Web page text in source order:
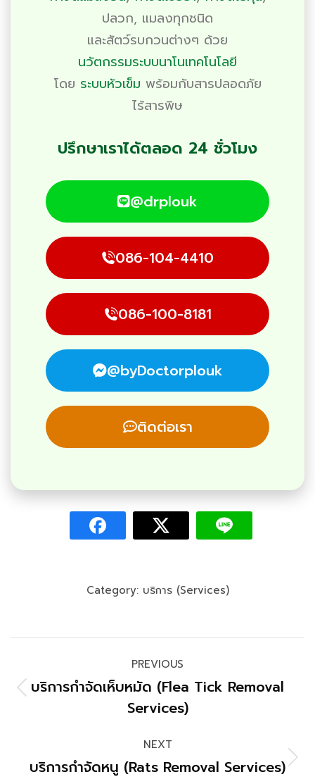
ปลวก, แมลงทุกชนิด
และสัตว์รบกวนต่างๆ ด้วย
นวัตกรรมระบบนาโนเทคโนโลยี
โดย ระบบหัวเข็ม พร้อมกับสารปลอดภัย
ไร้สารพิษ
ปรึกษาเราได้ตลอด 24 ชั่วโมง
@drplouk
086-104-4410
086-100-8181
@byDoctorplouk
ติดต่อเรา
Category: บริการ (Services)
PREVIOUS
บริการกำจัดเห็บหมัด (Flea Tick Removal
Services)
NEXT
บริการกำจัดหนู (Rats Removal Services)